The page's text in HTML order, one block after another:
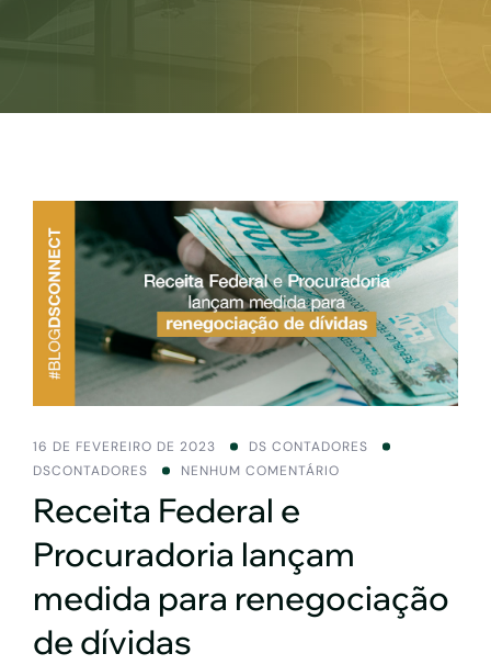
16 DE FEVEREIRO DE 2023
DS CONTADORES
DSCONTADORES
NENHUM COMENTÁRIO
Receita Federal e
Procuradoria lançam
medida para renegociação
de dívidas